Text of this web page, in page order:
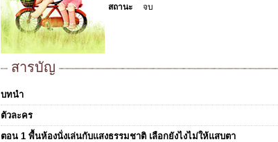
สถานะ
จบ
สารบัญ
บทนำ
ตัวละคร
ตอน 1 พื้นห้องนั่งเล่นกับแสงธรรมชาติ เลือกยังไงไม่ให้แสบตา